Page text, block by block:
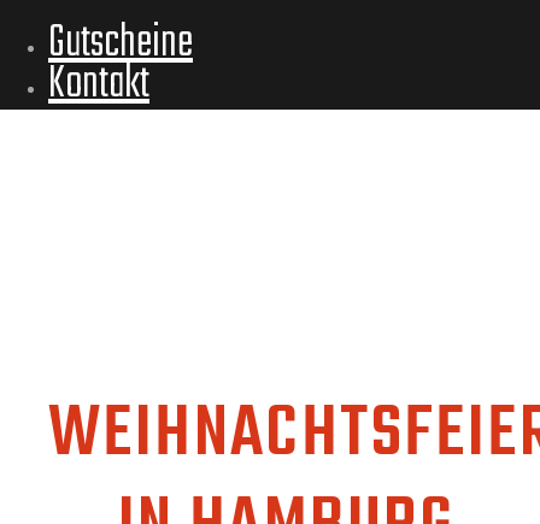
Gutscheine
Kontakt